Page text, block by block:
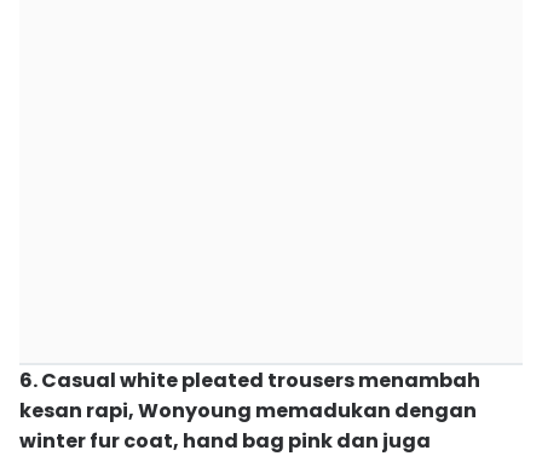
6. Casual white pleated trousers menambah
kesan rapi, Wonyoung memadukan dengan
winter fur coat, hand bag pink dan juga